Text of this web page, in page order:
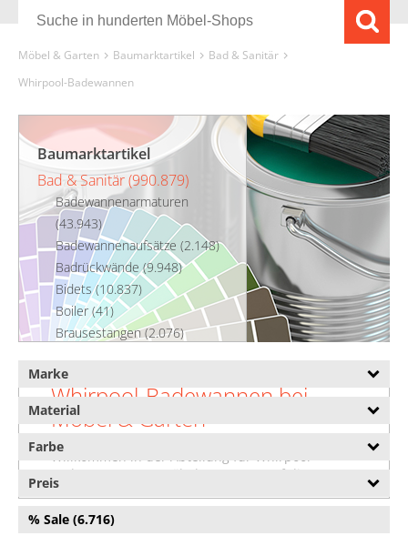
Möbel & Garten Baumarktartikel
Bad & Sanitär
Whirpool-Badewannen
Baumarktartikel
Bad & Sanitär (990.879)
Badewannenarmaturen
(43.943)
Badewannenaufsätze (2.148)
Badrückwände (9.948)
Bidets (10.837)
Boiler (41)
Brausestangen (2.076)
Duschkabinen (31.638)
Duschpaneele (2.715)
Duschschläuche (15.515)
Duschwannen (72.875)
Eckbadewannen (3.144)
Einbaubadewannen (59)
(4.593)
Marke
Material
Farbe
Preis
% Sale (6.716)
Whirpool-Badewannen bei
Möbel & Garten
Willkommen in der Abteilung für Whirpool-
Badewannen von Möbel & Garten. Auf dieser
Seite finden Sie eine umfassende Übersicht über
präsentieren wir auch Whirpool-Badewannen von